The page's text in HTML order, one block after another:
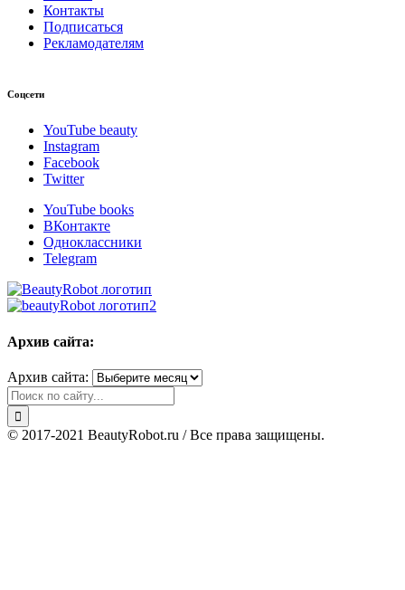
Контакты
Подписаться
Рекламодателям
Соцсети
YouTube beauty
Instagram
Facebook
Twitter
YouTube books
ВКонтакте
Одноклассники
Telegram
Архив сайта:
Архив сайта:
© 2017-2021 BeautyRobot.ru / Все права защищены.